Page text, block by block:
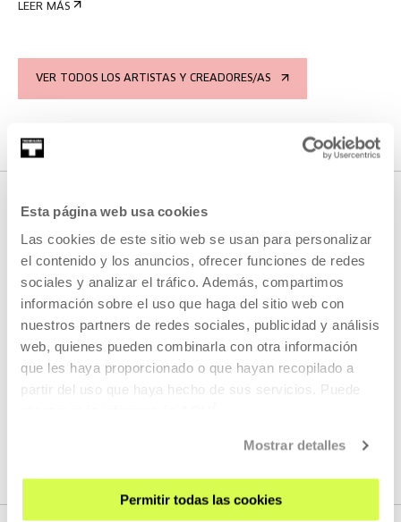
Esta página web usa cookies
Las cookies de este sitio web se usan para personalizar
el contenido y los anuncios, ofrecer funciones de redes
sociales y analizar el tráfico. Además, compartimos
información sobre el uso que haga del sitio web con
nuestros partners de redes sociales, publicidad y análisis
web, quienes pueden combinarla con otra información
que les haya proporcionado o que hayan recopilado a
partir del uso que haya hecho de sus servicios. Puede
Mostrar detalles
Permitir todas las cookies
LEER MÁS
VER TODOS LOS ARTISTAS Y CREADORES/AS
CONTENIDO RELACIONADO
AGENDA
Convocatoria Immaterial 2024